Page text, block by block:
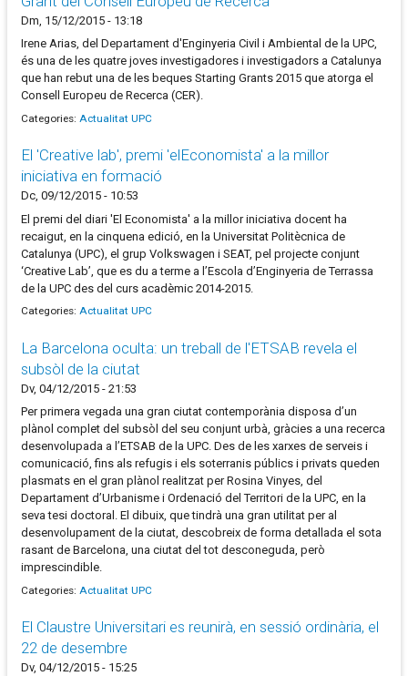
Dm, 15/12/2015 - 13:18
Irene Arias, del Departament d'Enginyeria Civil i Ambiental de la UPC,
és una de les quatre joves investigadores i investigadors a Catalunya
que han rebut una de les beques Starting Grants 2015 que atorga el
Consell Europeu de Recerca (CER).
Categories: Actualitat UPC
El 'Creative lab', premi 'elEconomista' a la millor
iniciativa en formació
Dc, 09/12/2015 - 10:53
El premi del diari 'El Economista' a la millor iniciativa docent ha
recaigut, en la cinquena edició, en la Universitat Politècnica de
Catalunya (UPC), el grup Volkswagen i SEAT, pel projecte conjunt
‘Creative Lab’, que es du a terme a l’Escola d’Enginyeria de Terrassa
de la UPC des del curs acadèmic 2014-2015.
Categories: Actualitat UPC
La Barcelona oculta: un treball de l'ETSAB revela el
subsòl de la ciutat
Dv, 04/12/2015 - 21:53
Per primera vegada una gran ciutat contemporània disposa d’un
plànol complet del subsòl del seu conjunt urbà, gràcies a una recerca
desenvolupada a l’ETSAB de la UPC. Des de les xarxes de serveis i
comunicació, fins als refugis i els soterranis públics i privats queden
plasmats en el gran plànol realitzat per Rosina Vinyes, del
Departament d’Urbanisme i Ordenació del Territori de la UPC, en la
seva tesi doctoral. El dibuix, que tindrà una gran utilitat per al
desenvolupament de la ciutat, descobreix de forma detallada el sota
rasant de Barcelona, una ciutat del tot desconeguda, però
imprescindible.
Categories: Actualitat UPC
El Claustre Universitari es reunirà, en sessió ordinària, el
22 de desembre
Dv, 04/12/2015 - 15:25